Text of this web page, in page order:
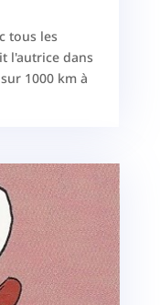
tous les
l'autrice dans
1000 km à